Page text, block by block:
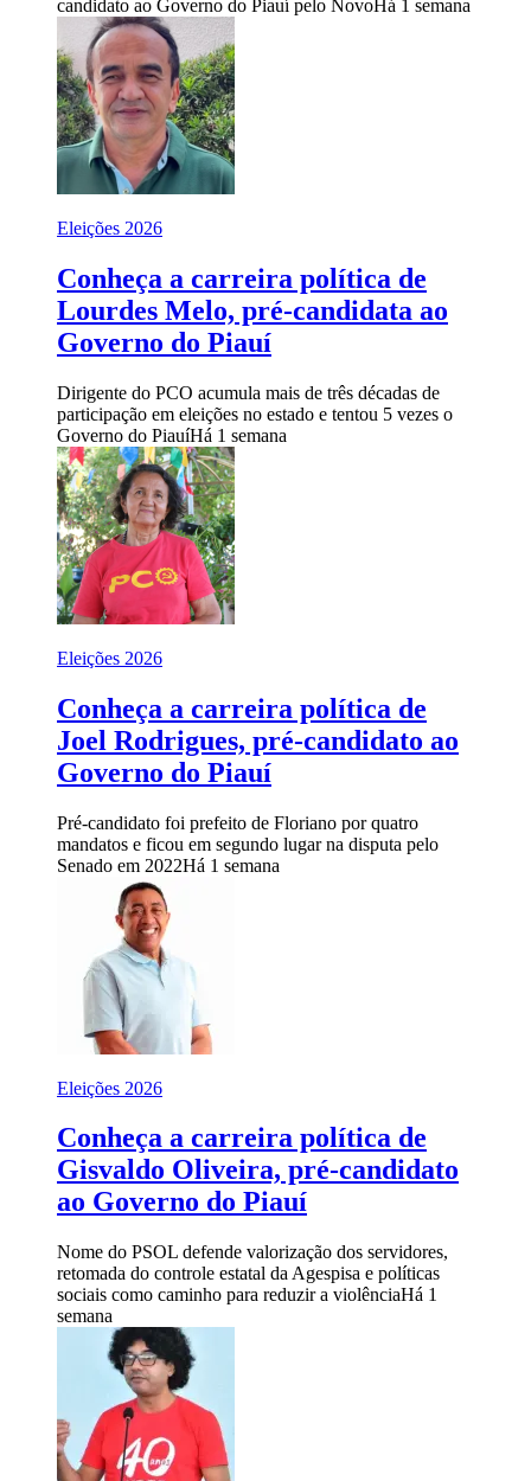
candidato ao Governo do Piauí pelo NovoHá 1 semana
Eleições 2026
Conheça a carreira política de
Lourdes Melo, pré-candidata ao
Governo do Piauí
Dirigente do PCO acumula mais de três décadas de
participação em eleições no estado e tentou 5 vezes o
Governo do PiauíHá 1 semana
Eleições 2026
Conheça a carreira política de
Joel Rodrigues, pré-candidato ao
Governo do Piauí
Pré-candidato foi prefeito de Floriano por quatro
mandatos e ficou em segundo lugar na disputa pelo
Senado em 2022Há 1 semana
Eleições 2026
Conheça a carreira política de
Gisvaldo Oliveira, pré-candidato
ao Governo do Piauí
Nome do PSOL defende valorização dos servidores,
retomada do controle estatal da Agespisa e políticas
sociais como caminho para reduzir a violênciaHá 1
semana